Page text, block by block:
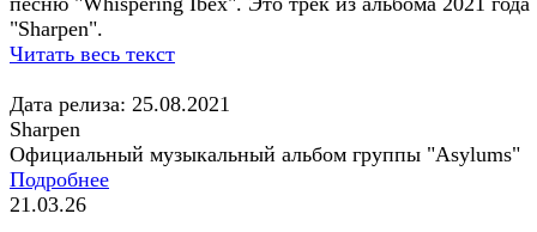
"Sharpen".
Читать весь текст
Дата релиза: 25.08.2021
Sharpen
Официальный музыкальный альбом группы "Asylums"
Подробнее
21.03.26